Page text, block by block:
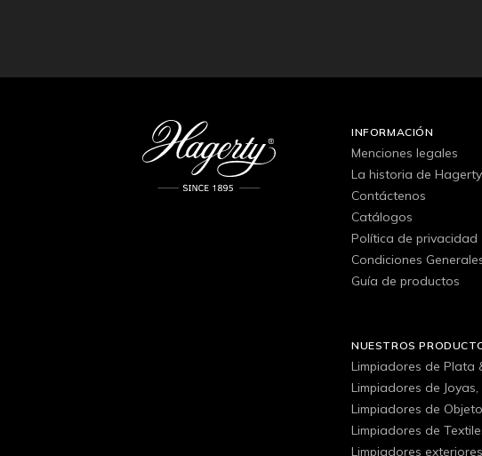
INFORMACIÓN
Menciones legales
La historia de Hagerty
Contáctenos
Catálogos
Política de privacidad
Condiciones
Guía de productos
NUESTROS
Limpiadores de Plata
Limpiadores de
Limpiadores de
Limpiadores de
Limpiadores exteriores